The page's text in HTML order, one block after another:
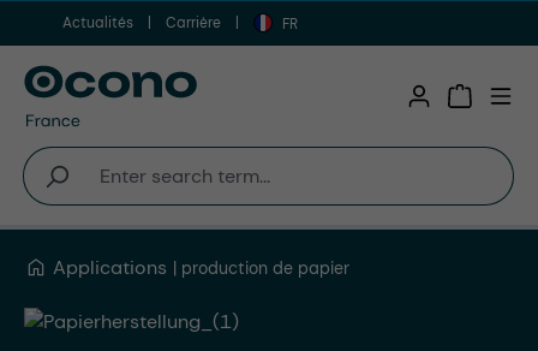
Aller au contenu principal
Actualités Carrière FR
Applications production de papier